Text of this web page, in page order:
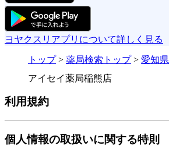
ヨヤクスリアプリについて詳しく見る
トップ> 薬局検索トップ> 愛知県
アイセイ薬局稲熊店
利用規約
個人情報の取扱いに関する特則